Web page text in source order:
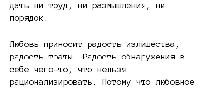
дать ни труд, ни размышления, ни
порядок.
Любовь приносит радость излишества,
радость траты. Радость обнаружения в
себе чего-то, что нельзя
рационализировать. Потому что любовное